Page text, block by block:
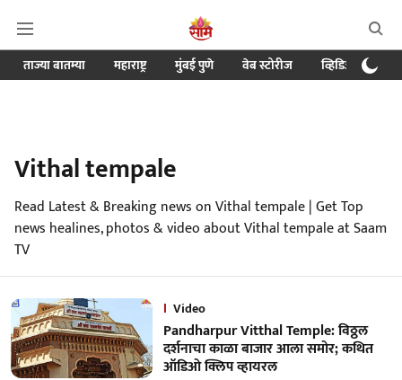
ताज्या बातम्या महाराष्ट्र मुंबई पुणे वेब स्टोरीज व्हिडिओ
Vithal tempale
Read Latest & Breaking news on Vithal tempale | Get Top
news healines, photos & video about Vithal tempale at Saam
TV
Video
Pandharpur Vitthal Temple: विठ्ठल
दर्शनाचा काळा बाजार आला समोर; कथित
ऑडिओ क्लिप व्हायरल